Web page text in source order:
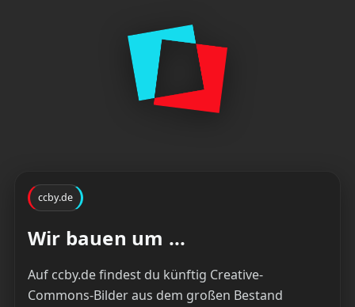
ccby.de
Wir bauen um ...
Auf ccby.de findest du künftig Creative-
Commons-Bilder aus dem großen Bestand